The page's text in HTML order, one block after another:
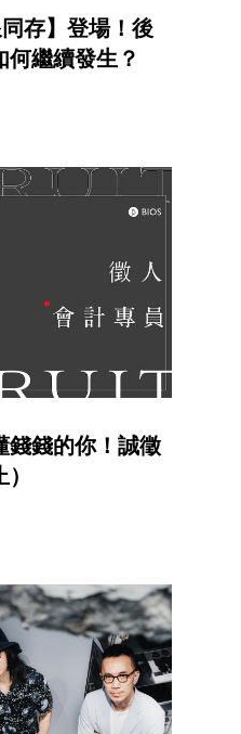
存】登場！後
何繼續發生？
錢錢的你！誠徵